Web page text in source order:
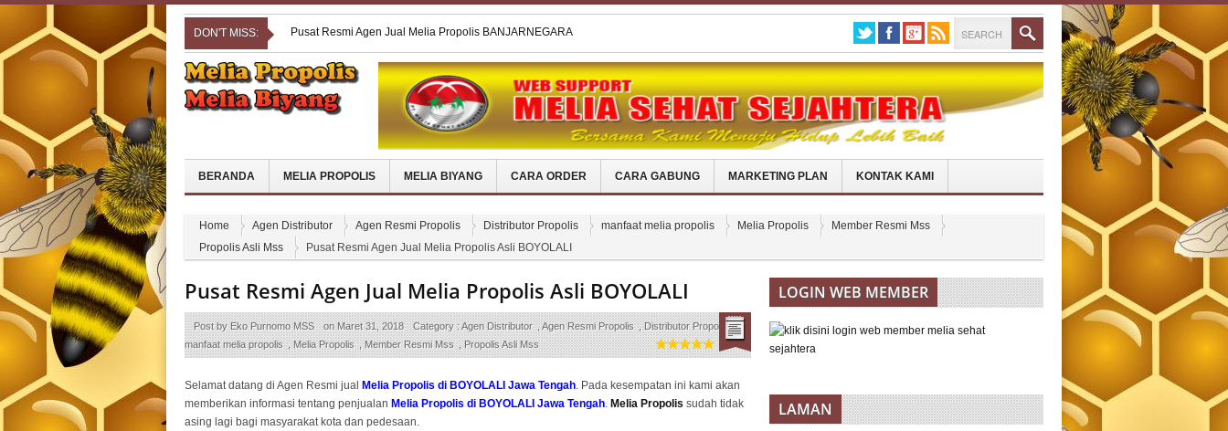
DON'T MISS:
Pusat Resmi Agen Jual Melia Propolis Asli Di MAGETAN
Pengobatan Ampuh Gangguan Pendengaran/Infeksi Telinga
Dengan Melia Propolis
Pusat Resmi Agen Jual Melia Propolis Asli Di
PANGANDARAN
Pusat Resmi Agen Jual Melia Propolis Di ACEH BARAT DAYA
Pusat Resmi Agen Jual Melia Propolis BANJARNEGARA
BERANDA MELIA PROPOLIS MELIA BIYANG CARA ORDER CARA GABUNG MARKETING PLAN KONTAK KAMI
Home Agen Distributor Agen Resmi Propolis Distributor Propolis manfaat melia propolis Melia Propolis
Member Resmi Mss
Propolis Asli Mss
Pusat Resmi Agen Jual Melia Propolis Asli BOYOLALI
Pusat Resmi Agen Jual Melia Propolis Asli BOYOLALI
Post byEko Purnomo MSS onMaret 31, 2018 Category :Agen Distributor ,Agen Resmi Propolis ,Distributor Propolis
,
manfaat melia propolis ,Melia Propolis ,Member Resmi Mss ,Propolis Asli Mss
Selamat datang di Agen Resmi jual Melia Propolis di BOYOLALI Jawa Tengah. Pada kesempatan ini kami akan
memberikan informasi tentang penjualan Melia Propolis di BOYOLALI Jawa Tengah. Melia Propolis sudah tidak
asing lagi bagi masyarakat kota dan pedesaan.
LOGIN WEB MEMBER
LAMAN